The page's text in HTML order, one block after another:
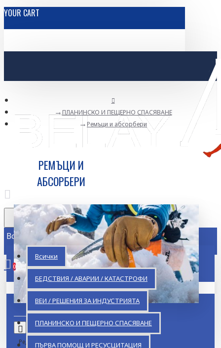
YOUR CART
Всички
Всички
БЕДСТВИЯ / АВАРИИ / КАТАСТРОФИ
ВЕИ / РЕШЕНИЯ ЗА ИНДУСТРИЯТА
ПЛАНИНСКО И ПЕЩЕРНО СПАСЯВАНЕ
ПЪРВА ПОМОЩ И РЕСУСЦИТАЦИЯ
0
Кошницата ви е празна!
ПЛАНИНСКО И ПЕЩЕРНО СПАСЯВАНЕ
Ремъци и абсорбери
РЕМЪЦИ И
АБСОРБЕРИ
Ред